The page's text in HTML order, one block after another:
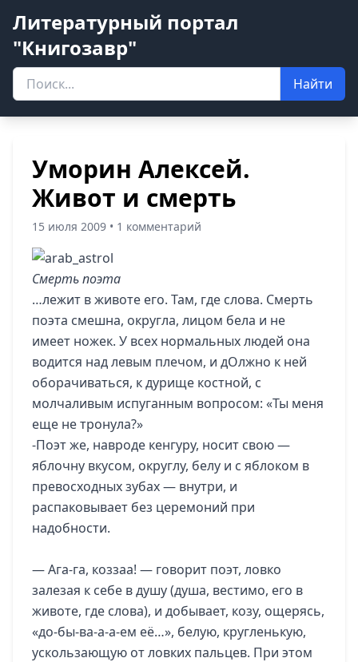
Литературный портал
"Книгозавр"
Найти
Уморин Алексей.
Живот и смерть
15 июля 2009 • 1 комментарий
Смерть поэта
…лежит в животе его. Там, где слова. Смерть
поэта смешна, округла, лицом бела и не
имеет ножек. У всех нормальных людей она
водится над левым плечом, и дОлжно к ней
оборачиваться, к дурище костной, с
молчаливым испуганным вопросом: «Ты меня
еще не тронула?»
-Поэт же, навроде кенгуру, носит свою —
яблочну вкусом, округлу, белу и с яблоком в
превосходных зубах — внутри, и
распаковывает без церемоний при
надобности.
— Ага-га, коззаа! — говорит поэт, ловко
залезая к себе в душу (душа, вестимо, его в
животе, где слова), и добывает, козу, ощерясь,
«до-бы-ва-а-а-ем её…», белую, кругленькую,
ускользающую от ловких пальцев. При этом